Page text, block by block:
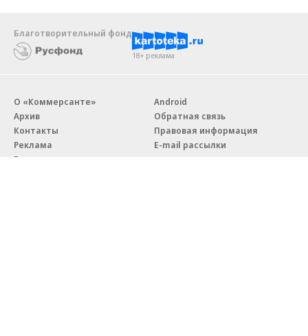
Благотворительный фонд
18+ реклама
О «Коммерсанте»
Архив
Контакты
Реклама
Вакансии
Android
Обратная связь
Правовая информация
E-mail рассылки